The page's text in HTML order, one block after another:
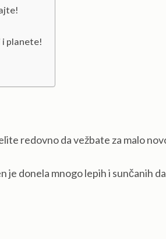
i planete!
redovno da vežbate za malo
je donela mnogo lepih i sunčanih